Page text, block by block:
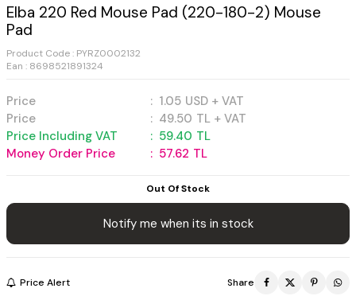
Elba 220 Red Mouse Pad (220-180-2) Mouse
Pad
Product Code : PYRZ0002132
Ean : 8698521891324
Price : 1.05 USD + VAT
Price
: 49.50 TL + VAT
Price Including VAT
: 59.40 TL
Money Order Price
: 57.62 TL
Out Of Stock
Notify me when its in stock
Price Alert Share